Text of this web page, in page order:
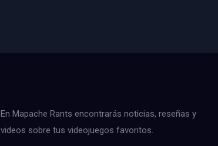
En Mapache Rants encontrarás noticias, reseñas y
videos sobre tus videojuegos favoritos.